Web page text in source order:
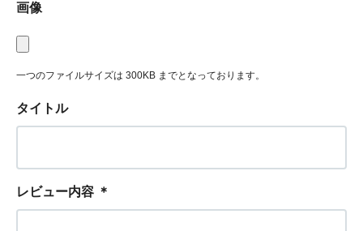
画像
一つのファイルサイズは 300KB までとなっております。
タイトル
レビュー内容 ＊